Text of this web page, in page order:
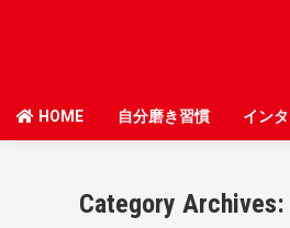
HOME 自分磨き習慣 イン
Category Archives:
HOME 自分磨き習慣 イン